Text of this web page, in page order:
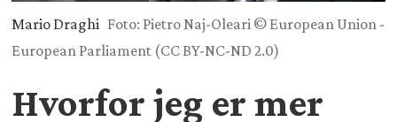
Mario Draghi Foto: Pietro Naj-Oleari © European Union -
European Parliament (CC BY-NC-ND 2.0)
Hvorfor jeg er mer